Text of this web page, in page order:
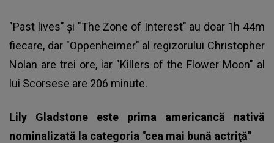
"Past lives" şi "The Zone of Interest" au doar 1h 44m
fiecare, dar "Oppenheimer" al regizorului Christopher
Nolan are trei ore, iar "Killers of the Flower Moon" al
lui Scorsese are 206 minute.
Lily Gladstone este prima americancă nativă
nominalizată la categoria "cea mai bună actriţă"